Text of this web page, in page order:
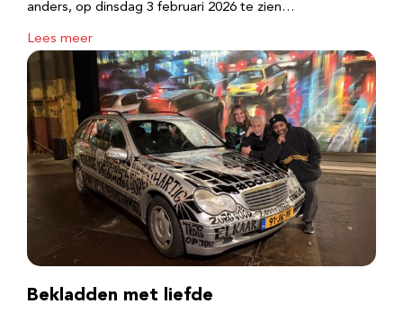
anders, op dinsdag 3 februari 2026 te zien…
Lees meer
Bekladden met liefde